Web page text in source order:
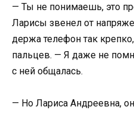
— Ты не понимаешь, это
Ларисы звенел от
держа телефон так
пальцев. — Я даже не
с ней общалась.
— Но Лариса Андреевна,